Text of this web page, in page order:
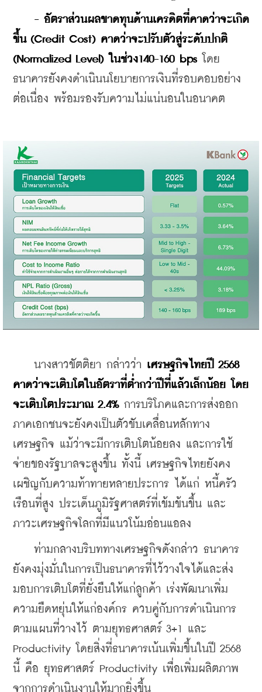
- อัตราส่วนผลขาดทุนด้านเครดิตที่คาดว่าจะเกิด
ขึ้น (Credit Cost) คาดว่าจะปรับตัวสู่ระดับปกติ
(Normalized Level) ในช่วง140-160 bps โดย
ธนาคารยังคงดำเนินนโยบายการเงินที่รอบคอบอย่าง
ต่อเนื่อง พร้อมรองรับความไม่แน่นอนในอนาคต
นางสาวขัตติยา กล่าวว่า เศรษฐกิจไทยปี 2568
คาดว่าจะเติบโตในอัตราที่ต่ำกว่าปีที่แล้วเล็กน้อย โดย
จะเติบโตประมาณ 2.4% การบริโภคและการส่งออก
ภาคเอกชนจะยังคงเป็นตัวขับเคลื่อนหลักทาง
เศรษฐกิจ แม้ว่าจะมีการเติบโตน้อยลง และการใช้
จ่ายของรัฐบาลจะสูงขึ้น ทั้งนี้ เศรษฐกิจไทยยังคง
เผชิญกับความท้าทายหลายประการ ได้แก่ หนี้ครัว
เรือนที่สูง ประเด็นภูมิรัฐศาสตร์ที่เข้มข้นขึ้น และ
ภาวะเศรษฐกิจโลกที่มีแนวโน้มอ่อนแอลง
ท่ามกลางบริบททางเศรษฐกิจดังกล่าว ธนาคาร
ยังคงมุ่งมั่นในการเป็นธนาคารที่ไว้วางใจได้และส่ง
มอบการเติบโตที่ยั่งยืนให้แก่ลูกค้า เร่งพัฒนาเพิ่ม
ความยืดหยุ่นให้แก่องค์กร ควบคู่กับการดำเนินการ
ตามแผนที่วางไว้ ตามยุทธศาสตร์ 3+1 และ
Productivity โดยสิ่งที่ธนาคารเน้นเพิ่มขึ้นในปี 2568
นี้ คือ ยุทธศาสตร์ Productivity เพื่อเพิ่มผลิตภาพ
จากการดำเนินงานให้มากยิ่งขึ้น